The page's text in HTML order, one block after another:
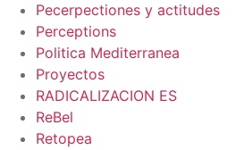
Pecerpectiones y actitudes
Perceptions
Politica Mediterranea
Proyectos
RADICALIZACION ES
ReBel
Retopea